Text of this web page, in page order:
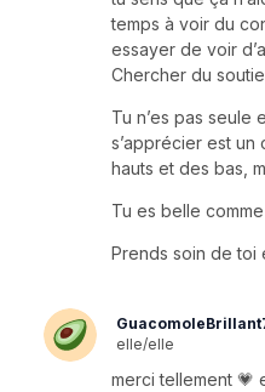
temps à voir du
essayer de voir
Chercher du
Tu n’es pas seule
s’apprécier est un
hauts et des bas,
Tu es belle
Prends soin de toi
elle/elle
merci tellement 💗